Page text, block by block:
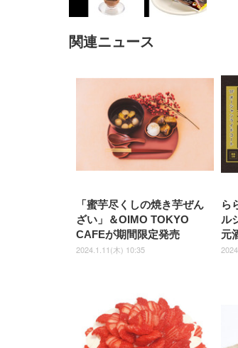
子 テレワーク 疲れない 跳ね
ト 約105度ロッキング pc 事務
椅子 360度回転 座面昇降 強化
ナイロン樹脂ベース 通気性メ
ッシュ 在宅ワーク H-
WY01(黒網+黒枠+黒足)
￥5,699
／デスクチ
ア 人間工
￥27,999
EV3240X-WT | 31.5型4K
UHD・USB Type-C・ホワイ
￥105,595
EV2740X-WT
UHD・USB
￥109,572
ーツ 薄型 レギュラー 1回使い
￥3,373
ーツ 厚型
枚) ホワイ
￥3,234
関連ニュース
「蜜芋尽くしの焼き芋ぜん
ざい」＆OIMO TOKYO
CAFEが期間限定発売
2024.1.11(木) 10:35
ら
ル
元